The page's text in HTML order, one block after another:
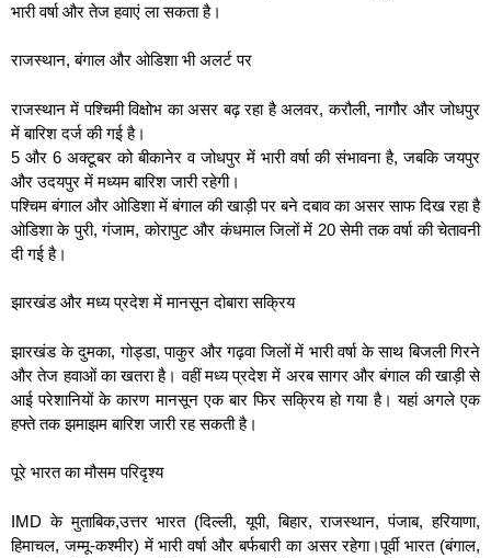
भारी वर्षा और तेज हवाएं ला सकता है।
राजस्थान, बंगाल और ओडिशा भी अलर्ट पर
राजस्थान में पश्चिमी विक्षोभ का असर बढ़ रहा है अलवर, करौली, नागौर और जोधपुर
में बारिश दर्ज की गई है।
5 और 6 अक्टूबर को बीकानेर व जोधपुर में भारी वर्षा की संभावना है, जबकि जयपुर
और उदयपुर में मध्यम बारिश जारी रहेगी।
पश्चिम बंगाल और ओडिशा में बंगाल की खाड़ी पर बने दबाव का असर साफ दिख रहा है
ओडिशा के पुरी, गंजाम, कोरापुट और कंधमाल जिलों में 20 सेमी तक वर्षा की चेतावनी
दी गई है।
झारखंड और मध्य प्रदेश में मानसून दोबारा सक्रिय
झारखंड के दुमका, गोड्डा, पाकुर और गढ़वा जिलों में भारी वर्षा के साथ बिजली गिरने
और तेज हवाओं का खतरा है। वहीं मध्य प्रदेश में अरब सागर और बंगाल की खाड़ी से
आई परेशानियों के कारण मानसून एक बार फिर सक्रिय हो गया है। यहां अगले एक
हफ्ते तक झमाझम बारिश जारी रह सकती है।
पूरे भारत का मौसम परिदृश्य
IMD के मुताबिक,उत्तर भारत (दिल्ली, यूपी, बिहार, राजस्थान, पंजाब, हरियाणा,
हिमाचल, जम्मू-कश्मीर) में भारी वर्षा और बर्फबारी का असर रहेगा।पूर्वी भारत (बंगाल,